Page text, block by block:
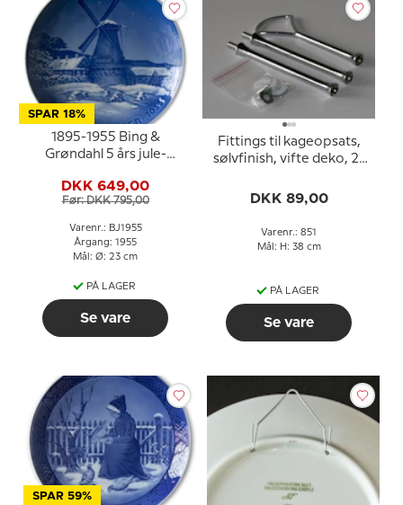
SPAR 18%
1895-1955 Bing &
Grøndahl 5 års jule-
DKK 649,00
Før: DKK 795,00
Varenr.: BJ1955
Årgang: 1955
Mål: Ø: 23 cm
PÅ LAGER
Se vare
Fittings til kageopsats,
sølvfinish, vifte deko, 2-
DKK 89,00
Varenr.: 851
Mål: H: 38 cm
PÅ LAGER
Se vare
SPAR 59%